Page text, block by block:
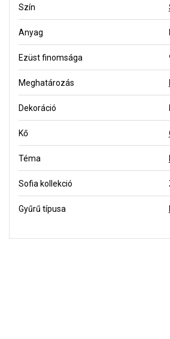
Szín
Anyag
Ezüst finomsága
Meghatározás
Dekoráció
Kő
Téma
Sofia kollekció
Gyűrű típusa